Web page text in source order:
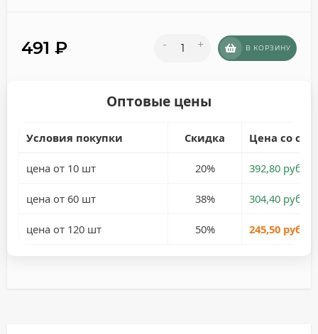
491 ₽ - + В КОРЗИНУ
Оптовые цены
Условия покупки Скидка Цена со
цена от 10 шт 20% 392,80 руб.
цена от 60 шт 38% 304,40 руб.
цена от 120 шт 50% 245,50 руб.